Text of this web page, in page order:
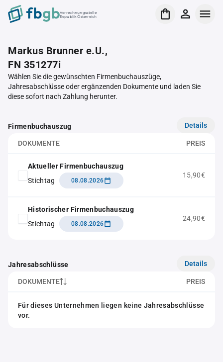
Verrechnungsstelle
Republik Österreich
Markus Brunner e.U.,
FN 351277i
Wählen Sie die gewünschten Firmenbuchauszüge,
Jahresabschlüsse oder ergänzenden Dokumente und laden Sie
diese sofort nach Zahlung herunter.
Firmenbuchauszug Details
DOKUMENTE PREIS
Aktueller Firmenbuchauszug
Stichtag
08.08.2026
15,90€
Historischer Firmenbuchauszug
Stichtag
08.08.2026
24,90€
Jahresabschlüsse Details
DOKUMENTE PREIS
Für dieses Unternehmen liegen keine Jahresabschlüsse
vor.